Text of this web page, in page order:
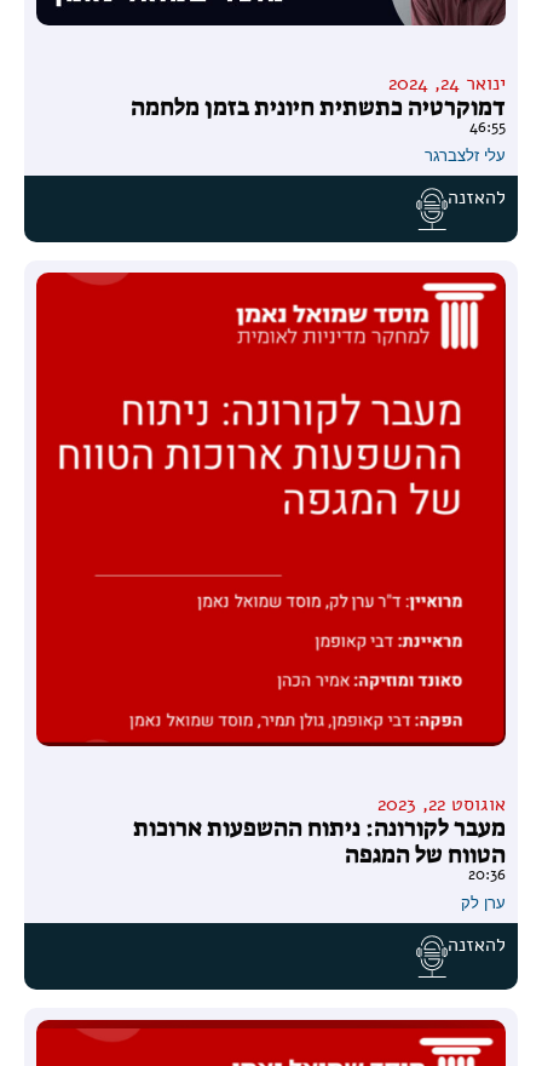
ינואר 24, 2024
דמוקרטיה כתשתית חיונית בזמן מלחמה
46:55
עלי זלצברגר
להאזנה
אוגוסט 22, 2023
מעבר לקורונה: ניתוח ההשפעות ארוכות
הטווח של המגפה
20:36
ערן לק
להאזנה